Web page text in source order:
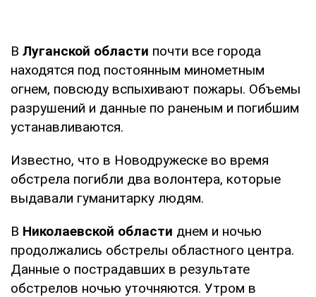
В Луганской области почти все города
находятся под постоянным минометным
огнем, повсюду вспыхивают пожары. Объемы
разрушений и данные по раненым и погибшим
устанавливаются.
Известно, что в Новодружеске во время
обстрела погибли два волонтера, которые
выдавали гуманитарку людям.
В Николаевской области днем и ночью
продолжались обстрелы областного центра.
Данные о пострадавших в результате
обстрелов ночью уточняются. Утром в